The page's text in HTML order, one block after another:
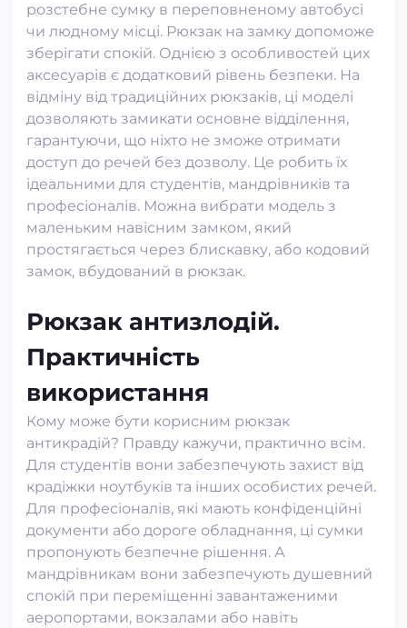
розстебне сумку в переповненому автобусі
чи людному місці. Рюкзак на замку допоможе
зберігати спокій. Однією з особливостей цих
аксесуарів є додатковий рівень безпеки. На
відміну від традиційних рюкзаків, ці моделі
дозволяють замикати основне відділення,
гарантуючи, що ніхто не зможе отримати
доступ до речей без дозволу. Це робить їх
ідеальними для студентів, мандрівників та
професіоналів. Можна вибрати модель з
маленьким навісним замком, який
простягається через блискавку, або кодовий
замок, вбудований в рюкзак.
Рюкзак антизлодій.
Практичність
використання
Кому може бути корисним рюкзак
антикрадій? Правду кажучи, практично всім.
Для студентів вони забезпечують захист від
крадіжки ноутбуків та інших особистих речей.
Для професіоналів, які мають конфіденційні
документи або дороге обладнання, ці сумки
пропонують безпечне рішення. А
мандрівникам вони забезпечують душевний
спокій при переміщенні завантаженими
аеропортами, вокзалами або навіть